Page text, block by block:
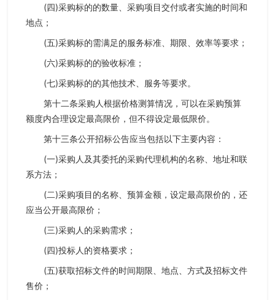
(四)采购标的的数量、采购项目交付或者实施的时间和
地点；
(五)采购标的需满足的服务标准、期限、效率等要求；
(六)采购标的的验收标准；
(七)采购标的的其他技术、服务等要求。
第十二条采购人根据价格测算情况，可以在采购预算
额度内合理设定最高限价，但不得设定最低限价。
第十三条公开招标公告应当包括以下主要内容：
(一)采购人及其委托的采购代理机构的名称、地址和联
系方法；
(二)采购项目的名称、预算金额，设定最高限价的，还
应当公开最高限价；
(三)采购人的采购需求；
(四)投标人的资格要求；
(五)获取招标文件的时间期限、地点、方式及招标文件
售价；